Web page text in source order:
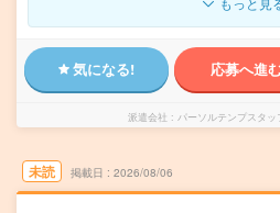
気になる! 応募へ進
派遣会社 パーソルテンプスタ
未読 掲載日 2026/08/06